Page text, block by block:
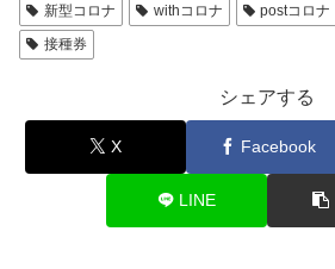
新型コロナ
withコロナ postコロナ
接種券
シェアする
X Facebook
LINE